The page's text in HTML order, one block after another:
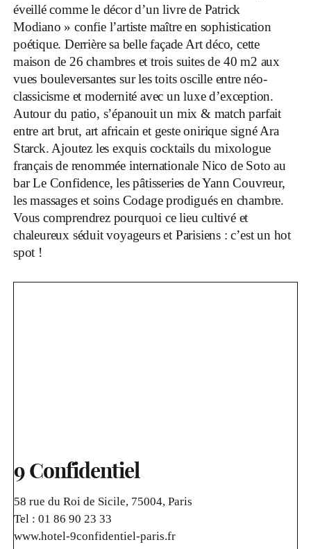
éveillé comme le décor d’un livre de Patrick
Modiano » confie l’artiste maître en sophistication
poétique. Derrière sa belle façade Art déco, cette
maison de 26 chambres et trois suites de 40 m2 aux
vues bouleversantes sur les toits oscille entre néo-
classicisme et modernité avec un luxe d’exception.
Autour du patio, s’épanouit un mix & match parfait
entre art brut, art africain et geste onirique signé Ara
Starck. Ajoutez les exquis cocktails du mixologue
français de renommée internationale Nico de Soto au
bar Le Confidence, les pâtisseries de Yann Couvreur,
les massages et soins Codage prodigués en chambre.
Vous comprendrez pourquoi ce lieu cultivé et
chaleureux séduit voyageurs et Parisiens : c’est un hot
spot !
9 Confidentiel
58 rue du Roi de Sicile, 75004, Paris
Tel : 01 86 90 23 33
www.hotel-9confidentiel-paris.fr